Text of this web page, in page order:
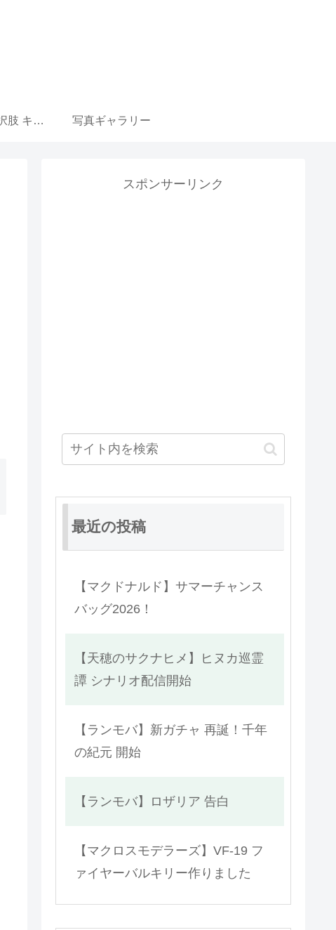
ウマ娘 育成選択肢 キャラ一覧リンク集 写真ギャラリー
スポンサーリンク
最近の投稿
【マクドナルド】サマーチャンス
バッグ2026！
【天穂のサクナヒメ】ヒヌカ巡霊
譚 シナリオ配信開始
【ランモバ】新ガチャ 再誕！千年
の紀元 開始
【ランモバ】ロザリア 告白
【マクロスモデラーズ】VF-19 フ
ァイヤーバルキリー作りました